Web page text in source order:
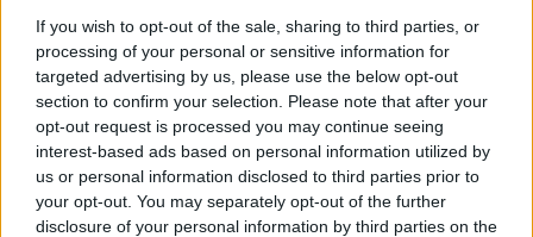
If you wish to opt-out of the sale, sharing to third parties, or
processing of your personal or sensitive information for
targeted advertising by us, please use the below opt-out
section to confirm your selection. Please note that after your
opt-out request is processed you may continue seeing
interest-based ads based on personal information utilized by
us or personal information disclosed to third parties prior to
your opt-out. You may separately opt-out of the further
disclosure of your personal information by third parties on the
TEMI: Comune Di Olbia
Falò Olbia
Ferragosto Olbia
Notizie Olbia
Ordinanze Ferragosto Olbia
Ordinanze Olbia
Regole Olbia
Settimo Nizzi
Sindaco Olbia
Spiaggia Olbia